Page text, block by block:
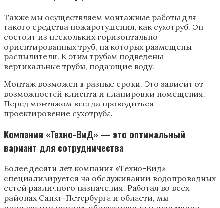
Также мы осуществляем монтажные работы для
такого средства пожаротушения, как сухотруб. Он
состоит из нескольких горизонтально
ориентированных труб, на которых размещены
распылители. К этим трубам подведены
вертикальные трубы, подающие воду.
Монтаж возможен в разные сроки. Это зависит от
возможностей клиента и планировки помещения.
Перед монтажом всегда проводиться
проектировение сухотруба.
Компания «Техно-ВиД» — это оптимальный
вариант для сотрудничества
Более десяти лет компания «Техно-Вид»
специализируется на обслуживании водопроводных
сетей различного назначения. Работая во всех
районах Санкт-Петербурга и области, мы